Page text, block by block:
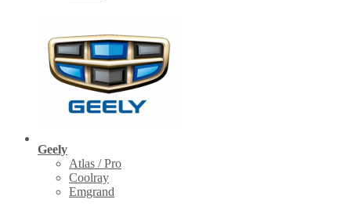
Geely
Atlas / Pro
Coolray
Emgrand